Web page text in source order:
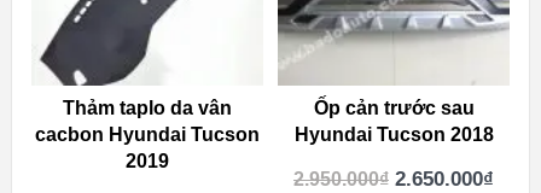
Thảm taplo da vân
cacbon Hyundai Tucson
2019
Ốp cản trước sau
Hyundai Tucson 2018
2.950.000₫ 2.650.000₫